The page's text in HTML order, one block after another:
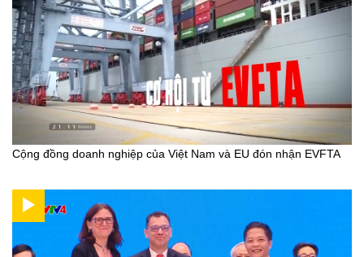
Cộng đồng doanh nghiệp của Việt Nam và EU đón nhận EVFTA